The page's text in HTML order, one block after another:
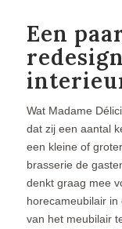
Een
Wat Madame
dat zij een aantal
een kleine of
brasserie de
denkt graag mee
horecameubilair
van het meubilair